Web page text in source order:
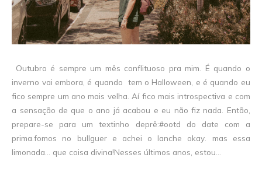
Outubro é sempre um mês conflituoso pra mim. É quando o
inverno vai embora, é quando tem o Halloween, e é quando eu
fico sempre um ano mais velha. Aí fico mais introspectiva e com
a sensação de que o ano já acabou e eu não fiz nada. Então,
prepare-se para um textinho deprê:#ootd do date com a
prima.fomos no bullguer e achei o lanche okay. mas essa
limonada... que coisa divina!Nesses últimos anos, estou...